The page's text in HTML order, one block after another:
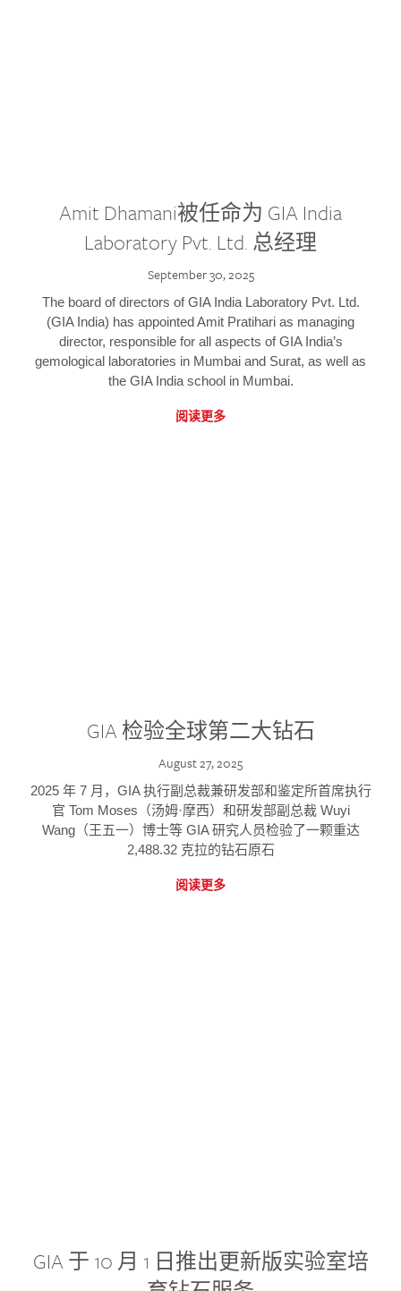
Amit Dhamani被任命为 GIA India
Laboratory Pvt. Ltd. 总经理
September 30, 2025
The board of directors of GIA India Laboratory Pvt. Ltd.
(GIA India) has appointed Amit Pratihari as managing
director, responsible for all aspects of GIA India’s
gemological laboratories in Mumbai and Surat, as well as
the GIA India school in Mumbai.
阅读更多
GIA 检验全球第二大钻石
August 27, 2025
2025 年 7 月，GIA 执行副总裁兼研发部和鉴定所首席执行
官 Tom Moses（汤姆·摩西）和研发部副总裁 Wuyi
Wang（王五一）博士等 GIA 研究人员检验了一颗重达
2,488.32 克拉的钻石原石
阅读更多
GIA 于 10 月 1 日推出更新版实验室培